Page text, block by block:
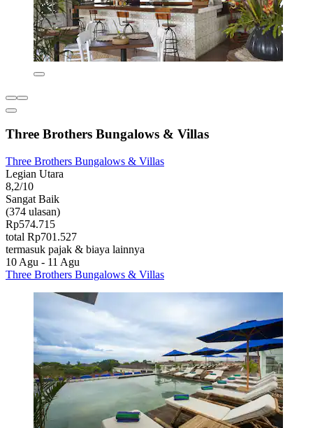
Three Brothers Bungalows & Villas
Three Brothers Bungalows & Villas
Legian Utara
8,2/10
Sangat Baik
(374 ulasan)
Rp574.715
total Rp701.527
termasuk pajak & biaya lainnya
10 Agu - 11 Agu
Three Brothers Bungalows & Villas